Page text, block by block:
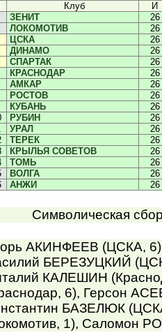
Клуб
И
ЗЕНИТ
26
ЛОКОМОТИВ
26
ЦСКА
26
ДИНАМО
26
СПАРТАК
26
КРАСНОДАР
26
АМКАР
26
РОСТОВ
26
КУБАНЬ
26
РУБИН
26
УРАЛ
26
ТЕРЕК
26
КРЫЛЬЯ СОВЕТОВ
26
ТОМЬ
26
ВОЛГА
26
АНЖИ 26
Символическая
АКИНФЕЕВ (ЦСКА,
БЕРЕЗУЦКИЙ
КАЛЕШИН
6), Герсон
БАЗЕЛЮК
1), Саломон